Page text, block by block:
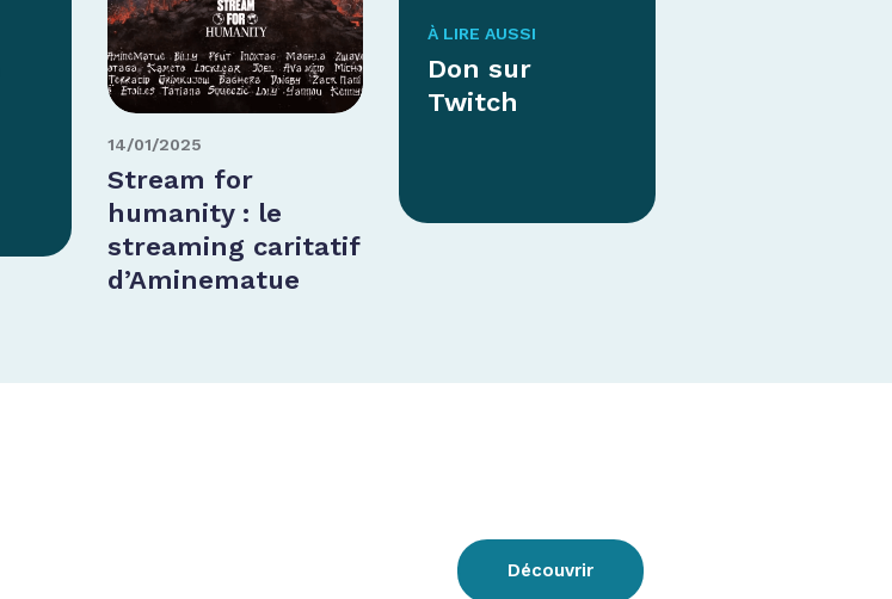
14/01/2025
Stream for
humanity : le
streaming caritatif
d’Aminematue
À LIRE AUSSI
Don sur
Twitch
Découvrir